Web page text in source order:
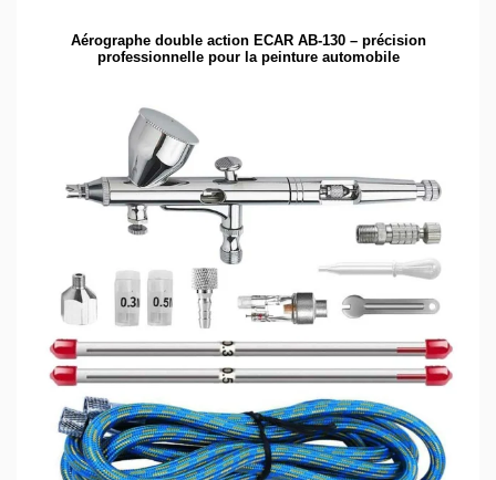
Aérographe double action ECAR AB-130 – précision
professionnelle pour la peinture automobile